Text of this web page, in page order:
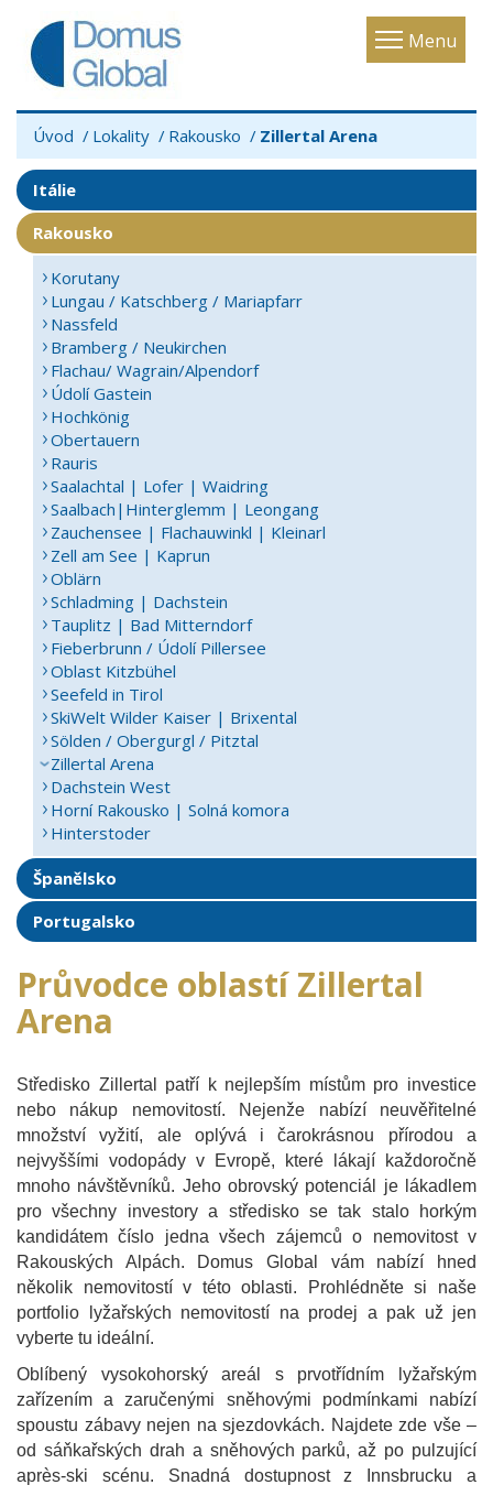
Menu
Toggle
Úvod Lokality Rakousko Zillertal Arena
Itálie
Rakousko
Korutany
Lungau / Katschberg / Mariapfarr
Nassfeld
Bramberg / Neukirchen
Flachau/ Wagrain/Alpendorf
Údolí Gastein
Hochkönig
Obertauern
Rauris
Saalachtal | Lofer | Waidring
Saalbach|Hinterglemm | Leongang
Zauchensee | Flachauwinkl | Kleinarl
Zell am See | Kaprun
Oblärn
Schladming | Dachstein
Tauplitz | Bad Mitterndorf
Fieberbrunn / Údolí Pillersee
Oblast Kitzbühel
Seefeld in Tirol
SkiWelt Wilder Kaiser | Brixental
Sölden / Obergurgl / Pitztal
Zillertal Arena
Dachstein West
Horní Rakousko | Solná komora
Hinterstoder
Španělsko
Portugalsko
Průvodce oblastí Zillertal
Arena
Středisko Zillertal patří k nejlepším místům pro investice
nebo nákup nemovitostí. Nejenže nabízí neuvěřitelné
množství vyžití, ale oplývá i čarokrásnou přírodou a
nejvyššími vodopády v Evropě, které lákají každoročně
mnoho návštěvníků. Jeho obrovský potenciál je lákadlem
pro všechny investory a středisko se tak stalo horkým
kandidátem číslo jedna všech zájemců o nemovitost v
Rakouských Alpách. Domus Global vám nabízí hned
několik nemovitostí v této oblasti. Prohlédněte si naše
portfolio lyžařských nemovitostí na prodej a pak už jen
vyberte tu ideální.
Oblíbený vysokohorský areál s prvotřídním lyžařským
zařízením a zaručenými sněhovými podmínkami nabízí
spoustu zábavy nejen na sjezdovkách. Najdete zde vše –
od sáňkařských drah a sněhových parků, až po pulzující
après-ski scénu. Snadná dostupnost z Innsbrucku a